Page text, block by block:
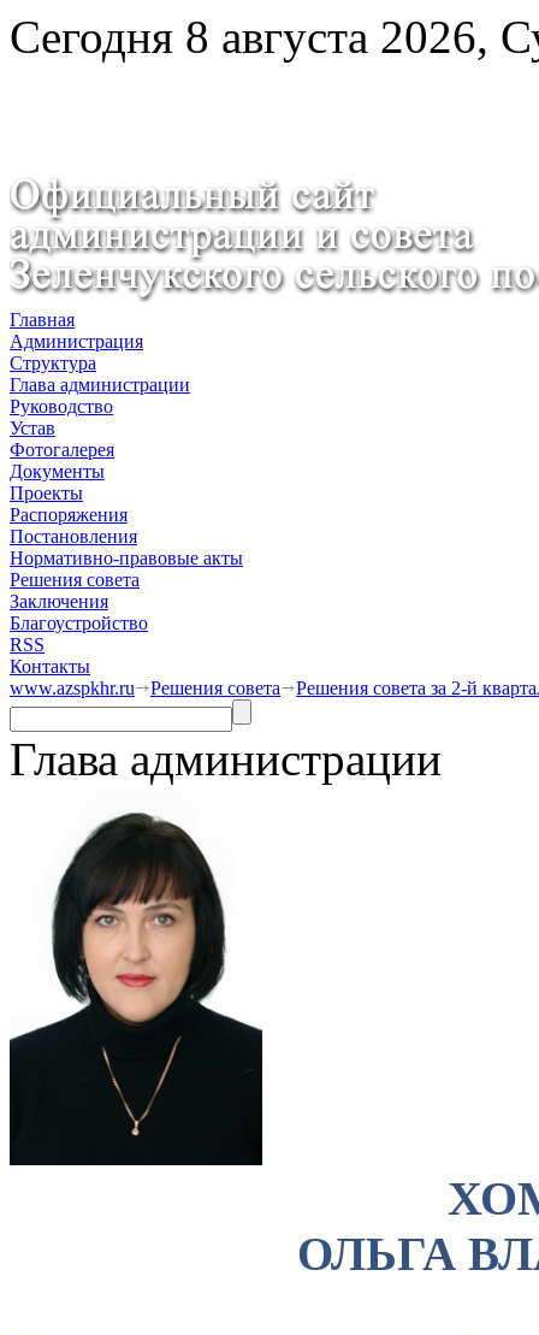
Сегодня 8 августа 2026,
Главная
Администрация
Структура
Глава администрации
Руководство
Устав
Фотогалерея
Документы
Проекты
Распоряжения
Постановления
Нормативно-правовые акты
Решения совета
Заключения
Благоустройство
RSS
Контакты
www.azspkhr.ru
Решения совета Решения совета за 2-й
Глава администрации
ОЛЬГА